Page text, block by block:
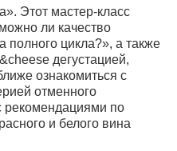
Этот мастер-класс
ли качество
полного цикла?», а также
дегустацией,
ознакомиться с
отменного
рекомендациями по
и белого вина